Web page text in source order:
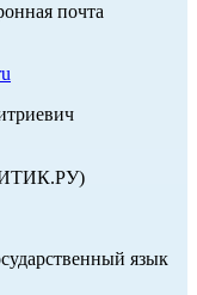
почта
язык